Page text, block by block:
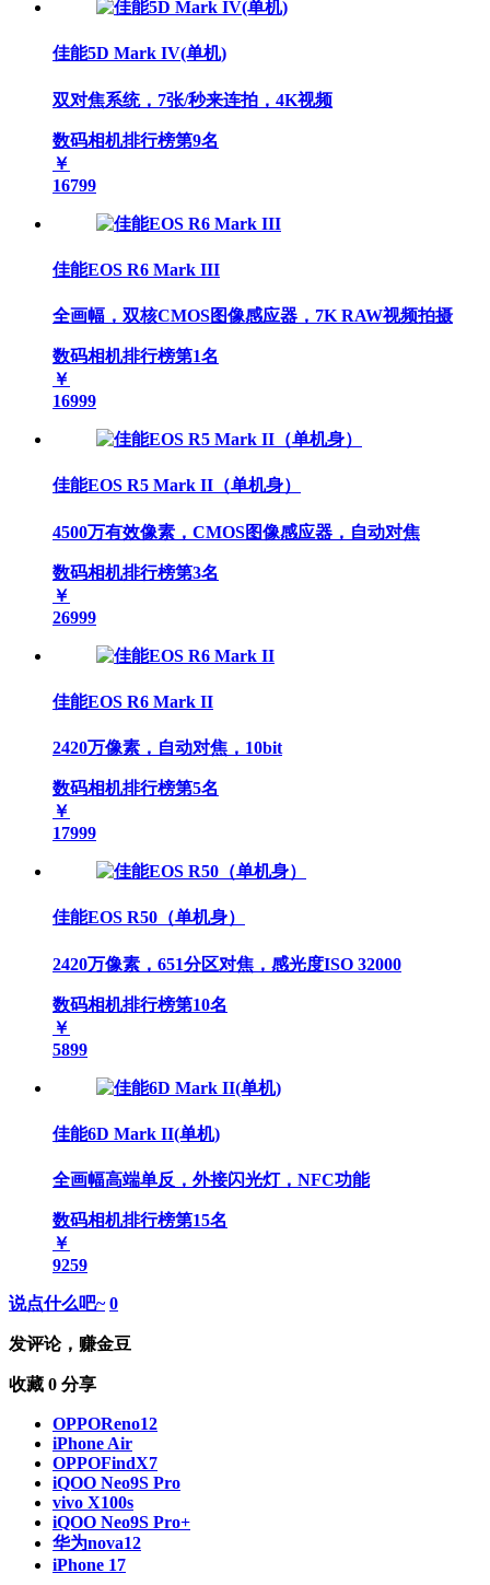
佳能5D Mark IV(单机)
双对焦系统，7张/秒来连拍，4K视频
数码相机排行榜第9名
￥
16799
佳能EOS R6 Mark III
全画幅，双核CMOS图像感应器，7K RAW视频拍摄
数码相机排行榜第1名
￥
16999
佳能EOS R5 Mark II（单机身）
4500万有效像素，CMOS图像感应器，自动对焦
数码相机排行榜第3名
￥
26999
佳能EOS R6 Mark II
2420万像素，自动对焦，10bit
数码相机排行榜第5名
￥
17999
佳能EOS R50（单机身）
2420万像素，651分区对焦，感光度ISO 32000
数码相机排行榜第10名
￥
5899
佳能6D Mark II(单机)
全画幅高端单反，外接闪光灯，NFC功能
数码相机排行榜第15名
￥
9259
说点什么吧~ 0
发评论，赚金豆
收藏 0 分享
OPPOReno12
iPhone Air
OPPOFindX7
iQOO Neo9S Pro
vivo X100s
iQOO Neo9S Pro+
华为nova12
iPhone 17